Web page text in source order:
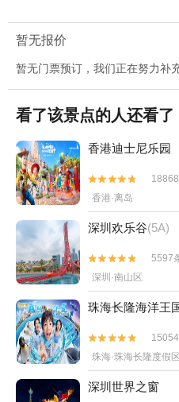
暂无报价
暂无门票预订，我们正在努力补
看了该景点的人还看了
香港迪士尼乐园


香港·离岛
深圳欢乐谷(5A)


5597
深圳·南山区
珠海长隆海洋王


珠海·珠海长隆度假区
深圳世界之窗